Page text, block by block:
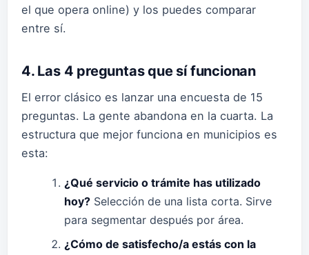
el que opera online) y los puedes comparar
entre sí.
4. Las 4 preguntas que sí funcionan
El error clásico es lanzar una encuesta de 15
preguntas. La gente abandona en la cuarta. La
estructura que mejor funciona en municipios es
esta:
¿Qué servicio o trámite has utilizado
hoy? Selección de una lista corta. Sirve
para segmentar después por área.
¿Cómo de satisfecho/a estás con la